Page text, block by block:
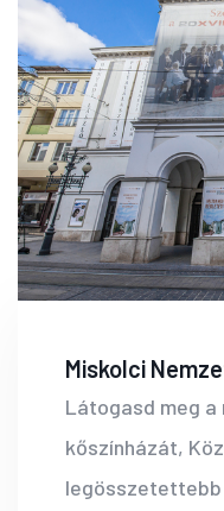
Miskolci
Látogasd meg a
kőszínházát,